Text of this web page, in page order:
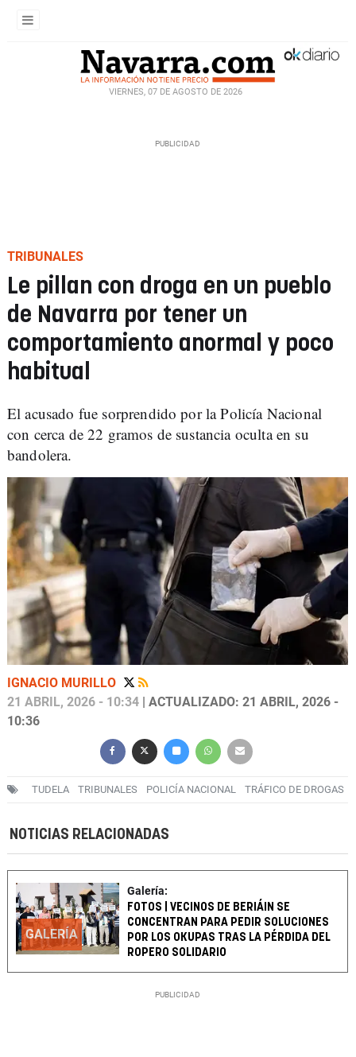
VIERNES, 07 DE AGOSTO DE 2026
TRIBUNALES
Le pillan con droga en un pueblo
de Navarra por tener un
comportamiento anormal y poco
habitual
El acusado fue sorprendido por la Policía Nacional
con cerca de 22 gramos de sustancia oculta en su
bandolera.
IGNACIO MURILLO
21 ABRIL, 2026 - 10:34 | ACTUALIZADO: 21 ABRIL, 2026 -
10:36
TUDELA TRIBUNALES POLICÍA NACIONAL TRÁFICO DE DROGAS
NOTICIAS RELACIONADAS
GALERÍA
Galería:
FOTOS | VECINOS DE BERIÁIN SE
CONCENTRAN PARA PEDIR SOLUCIONES
POR LOS OKUPAS TRAS LA PÉRDIDA DEL
ROPERO SOLIDARIO